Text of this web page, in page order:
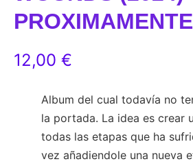
PROXIMAMENTE
12,00 €
Album del cual todavía no
la portada. La idea es crear
todas las etapas que ha
vez añadiendole una nueva